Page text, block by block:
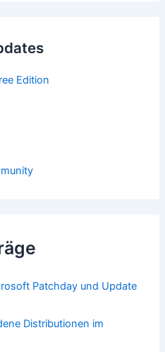
Edition
Patchday und Update
Distributionen im